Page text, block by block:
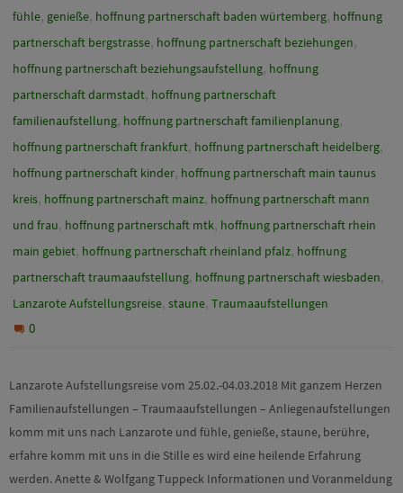
fühle, genieße, hoffnung partnerschaft baden würtemberg, hoffnung
partnerschaft bergstrasse, hoffnung partnerschaft beziehungen,
hoffnung partnerschaft beziehungsaufstellung, hoffnung
partnerschaft darmstadt, hoffnung partnerschaft
familienaufstellung, hoffnung partnerschaft familienplanung,
hoffnung partnerschaft frankfurt, hoffnung partnerschaft heidelberg,
hoffnung partnerschaft kinder, hoffnung partnerschaft main taunus
kreis, hoffnung partnerschaft mainz, hoffnung partnerschaft mann
und frau, hoffnung partnerschaft mtk, hoffnung partnerschaft rhein
main gebiet, hoffnung partnerschaft rheinland pfalz, hoffnung
partnerschaft traumaaufstellung, hoffnung partnerschaft wiesbaden,
Lanzarote Aufstellungsreise, staune, Traumaaufstellungen
0
Lanzarote Aufstellungsreise vom 25.02.-04.03.2018 Mit ganzem Herzen
Familienaufstellungen – Traumaaufstellungen – Anliegenaufstellungen
komm mit uns nach Lanzarote und fühle, genieße, staune, berühre,
erfahre komm mit uns in die Stille es wird eine heilende Erfahrung
werden. Anette & Wolfgang Tuppeck Informationen und Voranmeldung